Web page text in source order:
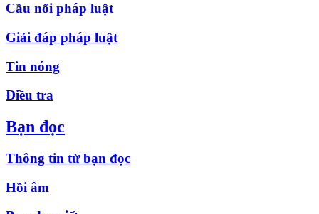
Cầu nối pháp luật
Giải đáp pháp luật
Tin nóng
Điều tra
Bạn đọc
Thông tin từ bạn đọc
Hồi âm